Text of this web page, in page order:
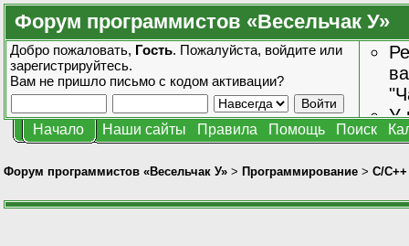
Форум программистов «Весельчак У»
Добро пожаловать, Гость. Пожалуйста, войдите или
зарегистрируйтесь.
Вам не пришло письмо с кодом активации?
У
Начало Наши сайты Правила Помощь Поиск
Форум программистов «Весельчак У» > Программирование > C/C++